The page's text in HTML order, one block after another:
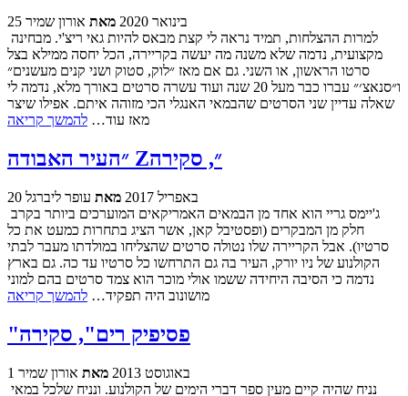
25 בינואר 2020 מאת אורון שמיר
מקצועית, נדמה שלא משנה מה יעשה בקריירה, הכל יחסה ממילא בצל
סרטו הראשון, או השני. גם אם מאז ״לוק, סטוק ושני קנים מעשנים״
ו״סנאצ׳״ עברו כבר מעל 20 שנה ועוד עשרה סרטים באורך מלא, נדמה לי
שאלה עדיין שני הסרטים שהבמאי האנגלי הכי מזוהה איתם. אפילו שיצר
מאז עוד… להמשך קריאה
״העיר האבודה Z״, סקירה
20 באפריל 2017 מאת עופר ליברגל
חלק מן המבקרים (ופסטיבל קאן, אשר הציג בתחרות כמעט את כל
סרטיו). אבל הקריירה שלו נטולה סרטים שהצליחו במולדתו מעבר לבתי
הקולנוע של ניו יורק, העיר בה גם התרחשו כל סרטיו עד כה. גם בארץ
נדמה כי הסיבה היחידה ששמו אולי מוכר הוא צמד סרטים בהם למוני
מושונוב היה תפקיד… להמשך קריאה
"פסיפיק רים", סקירה
1 באוגוסט 2013 מאת אורון שמיר